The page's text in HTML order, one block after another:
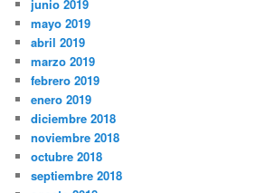
junio 2019
mayo 2019
abril 2019
marzo 2019
febrero 2019
enero 2019
diciembre 2018
noviembre 2018
octubre 2018
septiembre 2018